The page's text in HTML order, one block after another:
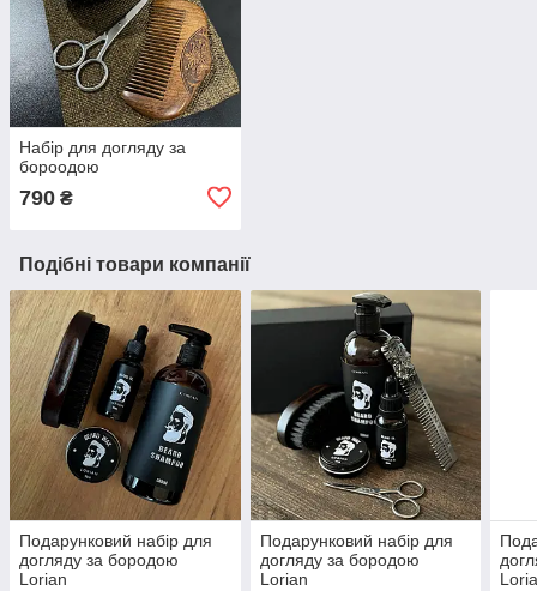
Набір для догляду за
бороодою
790 ₴
Подібні товари компанії
Подарунковий набір для
догляду за бородою
Lorian
Подарунковий набір для
догляду за бородою
Lorian